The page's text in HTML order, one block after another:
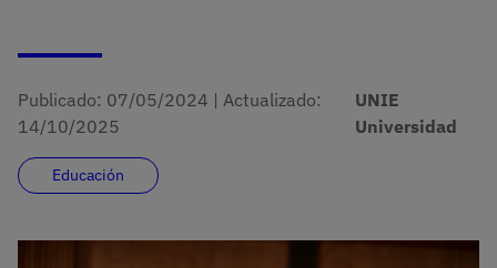
Publicado: 07/05/2024 | Actualizado:
14/10/2025
UNIE
Universidad
Educación